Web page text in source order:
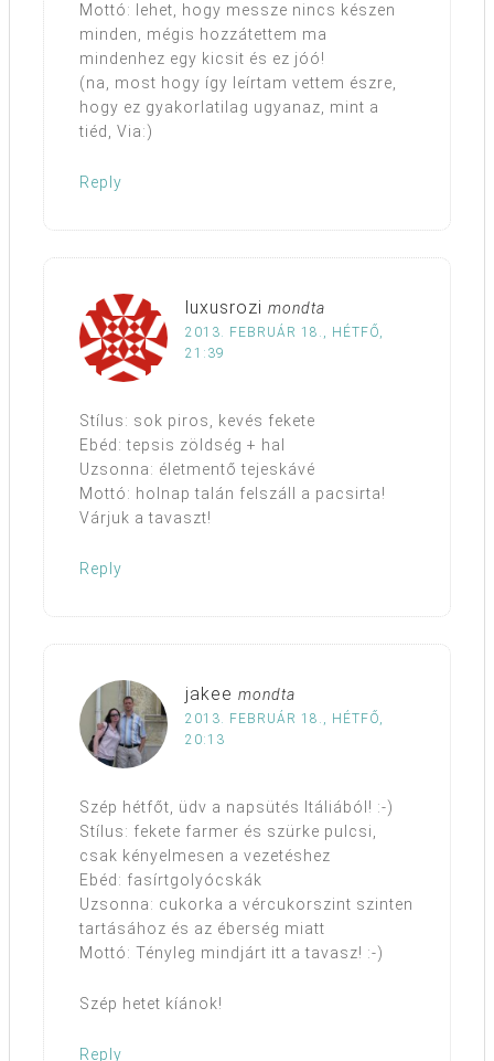
Mottó: lehet, hogy messze nincs készen
minden, mégis hozzátettem ma
mindenhez egy kicsit és ez jóó!
(na, most hogy így leírtam vettem észre,
hogy ez gyakorlatilag ugyanaz, mint a
tiéd, Via:)
Reply
luxusrozi mondta
2013. FEBRUÁR 18., HÉTFŐ,
21:39
Stílus: sok piros, kevés fekete
Ebéd: tepsis zöldség + hal
Uzsonna: életmentő tejeskávé
Mottó: holnap talán felszáll a pacsirta!
Várjuk a tavaszt!
Reply
jakee mondta
2013. FEBRUÁR 18., HÉTFŐ,
20:13
Szép hétfőt, üdv a napsütés Itáliából! :-)
Stílus: fekete farmer és szürke pulcsi,
csak kényelmesen a vezetéshez
Ebéd: fasírtgolyócskák
Uzsonna: cukorka a vércukorszint szinten
tartásához és az éberség miatt
Mottó: Tényleg mindjárt itt a tavasz! :-)
Szép hetet kíánok!
Reply